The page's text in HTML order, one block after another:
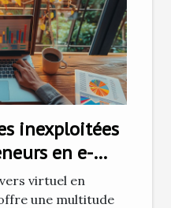
inexploitées
en e-
virtuel en
une multitude